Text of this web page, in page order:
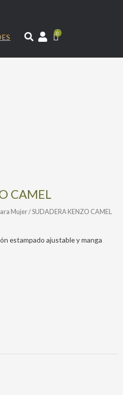
0
CAMEL
Mujer/ SUDADERA KENZO CAMEL
estampado ajustable y manga